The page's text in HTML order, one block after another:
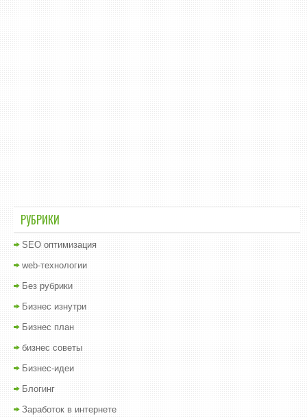
РУБРИКИ
SEO оптимизация
web-технологии
Без рубрики
Бизнес изнутри
Бизнес план
бизнес советы
Бизнес-идеи
Блогинг
Заработок в интернете